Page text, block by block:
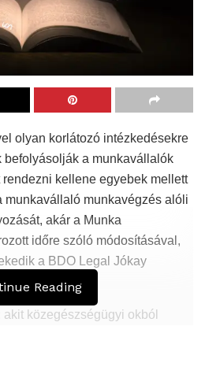
olyan korlátozó intézkedésekre
befolyásolják a munkavállalók
kellene egyebek mellett
munkavállaló munkavégzés alóli
akár a Munka
időre szóló módosításával,
a BDO Legal Jókay
közegészségügyi okból
Reading